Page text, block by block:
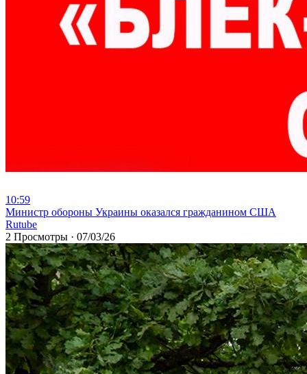
10:59
⁣Министр обороны Украины оказался гражданином США
Rutube
2 Просмотры · 07/03/26